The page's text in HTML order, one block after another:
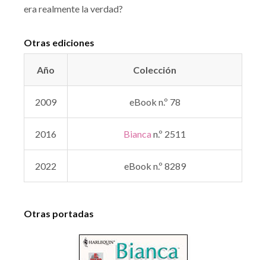
era realmente la verdad?
Otras ediciones
Año Colección
2009 eBook n.º 78
2016 Bianca n.º 2511
2022 eBook n.º 8289
Otras portadas